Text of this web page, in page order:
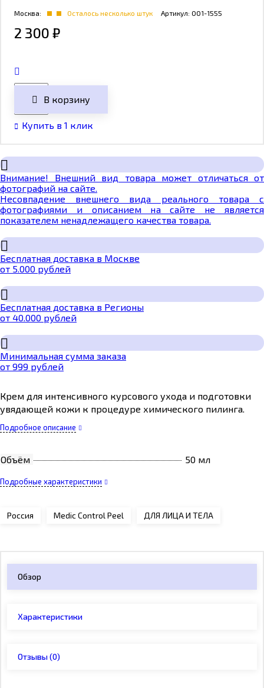
Крем для интенсивного курсового ухода и подготовки
увядающей кожи к процедуре химического пилинга.
Подробное описание
Объём 50 мл
Подробные характеристики
Россия Medic Control Peel ДЛЯ ЛИЦА И ТЕЛА
Артикул: 001-1555
Москва: Осталось несколько штук
2 300 ₽
В корзину
Купить в 1 клик
Внимание! Внешний вид товара может отличаться от
фотографий на сайте.
Несовпадение внешнего вида реального товара с
фотографиями и описанием на сайте не является
показателем ненадлежащего качества товара.
Бесплатная доставка в Москве
от 5.000 рублей
Бесплатная доставка в Регионы
от 40.000 рублей
Минимальная сумма заказа
от 999 рублей
Обзор
Характеристики
Отзывы(0)